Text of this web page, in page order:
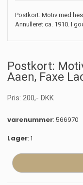
Postkort: Motiv med
Annulleret ca. 1910. I
Postkort:
Aaen, Faxe
Pris: 200,- DKK
varenummer: 566970
Lager: 1